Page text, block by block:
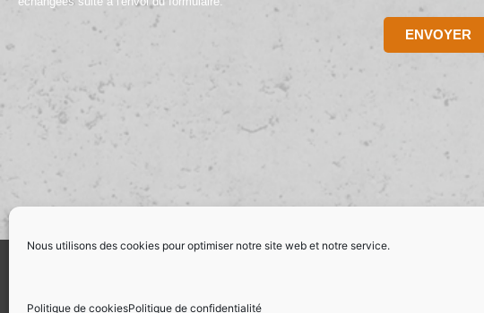
Nous utilisons des cookies pour optimiser notre site web et notre service.
Politique de cookiesPolitique de confidentialité
ENVOYER